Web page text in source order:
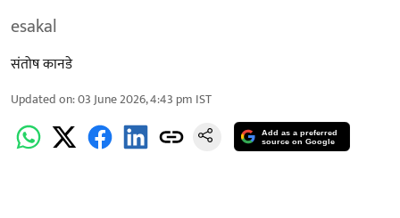
esakal
संतोष कानडे
Updated on:03 June 2026, 4:43 pm IST
Add as a preferred
source on Google